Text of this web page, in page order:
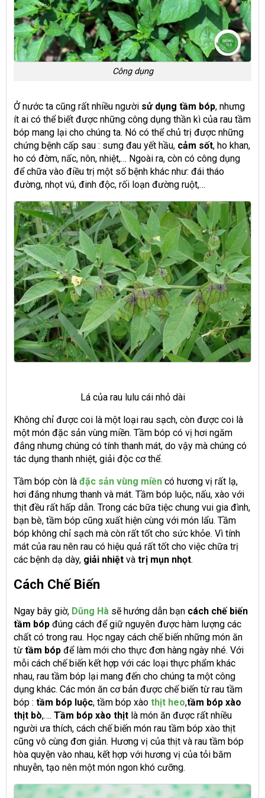
Công dụng
Ở nước ta cũng rất nhiều người sử dụng tầm bóp, nhưng
ít ai có thể biết được những công dụng thần kì của rau tầm
bóp mang lại cho chúng ta. Nó có thể chủ trị được những
chứng bệnh cấp sau : sưng đau yết hầu, cảm sốt, ho khan,
ho có đờm, nấc, nôn, nhiệt,… Ngoài ra, còn có công dụng
để chữa vào điều trị một số bệnh khác như: đái tháo
đường, nhọt vú, đinh độc, rối loạn đường ruột,…
Lá của rau lulu cái nhỏ dài
Không chỉ được coi là một loại rau sạch, còn được coi là
một món đặc sản vùng miền. Tầm bóp có vị hơi ngăm
đắng nhưng chúng có tính thanh mát, do vậy mà chúng có
tác dụng thanh nhiệt, giải độc cơ thể.
Tầm bóp còn là đặc sản vùng miền có hương vị rất lạ,
hơi đắng nhưng thanh và mát. Tầm bóp luộc, nấu, xào với
thịt đều rất hấp dẫn. Trong các bữa tiệc chung vui gia đình,
bạn bè, tầm bóp cũng xuất hiện cùng với món lẩu. Tầm
bóp không chỉ sạch mà còn rất tốt cho sức khỏe. Vì tính
mát của rau nên rau có hiệu quả rất tốt cho việc chữa trị
các bệnh dạ dày, giải nhiệt và trị mụn nhọt.
Cách Chế Biến
Ngay bây giờ, Dũng Hà sẽ hướng dẫn bạn cách chế biến
tầm bóp đúng cách để giữ nguyên được hàm lượng các
chất có trong rau. Học ngay cách chế biến những món ăn
từ tầm bóp để làm mới cho thực đơn hàng ngày nhé. Với
mỗi cách chế biến kết hợp với các loại thực phẩm khác
nhau, rau tầm bóp lại mang đến cho chúng ta một công
dụng khác. Các món ăn cơ bản được chế biến từ rau tầm
bóp : tầm bóp luộc, tầm bóp xào thịt heo,tầm bóp xào
thịt bò,…. Tầm bóp xào thịt là món ăn được rất nhiều
người ưa thích, cách chế biến món rau tầm bóp xào thịt
cũng vô cùng đơn giản. Hương vị của thịt và rau tầm bóp
hòa quyện vào nhau, kết hợp với hương vị của tỏi băm
nhuyễn, tạo nên một món ngon khó cưỡng.